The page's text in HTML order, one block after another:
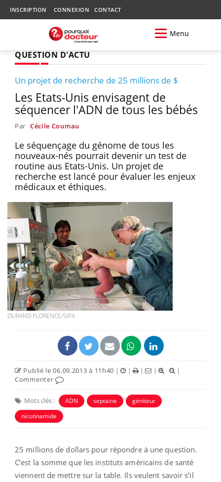
INSCRIPTION CONNEXION CONTACT
Menu
QUESTION D'ACTU
Un projet de recherche de 25 millions de $
Les Etats-Unis envisagent de
séquencer l'ADN de tous les bébés
Par Cécile Coumau
Le séquençage du génome de tous les
nouveaux-nés pourrait devenir un test de
routine aus Etats-Unis. Un projet de
recherche est lancé pour évaluer les enjeux
médicaux et éthiques.
DURAND FLORENCE/SIPA
Publié le 06.09.2013 à 11h40 | | | |
|
Commenter
Mots clés : ADN septaine
géniteur
nicotinamide
25 millions de dollars pour répondre à une question.
C’est la somme que les instituts américains de santé
viennent de mettre sur la table. Ils veulent savoir s’il